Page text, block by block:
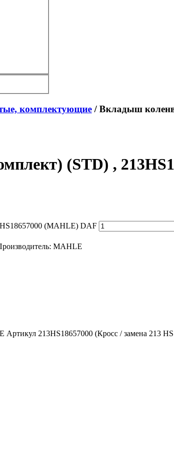
комплектующие / Вкладыш
(STD) ,
(MAHLE) DAF
MAHLE
213HS18657000 (Кросс / замена 213